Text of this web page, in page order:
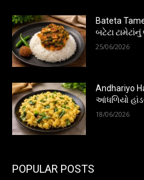
Bateta
બટેટા
25/06/2026
Andhariyo
આંધળિયો
18/06/2026
POPULAR POSTS